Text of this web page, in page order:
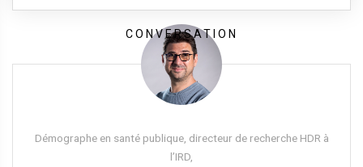
CONVERSATION
Démographe en santé publique, directeur de recherche HDR à
l’IRD,